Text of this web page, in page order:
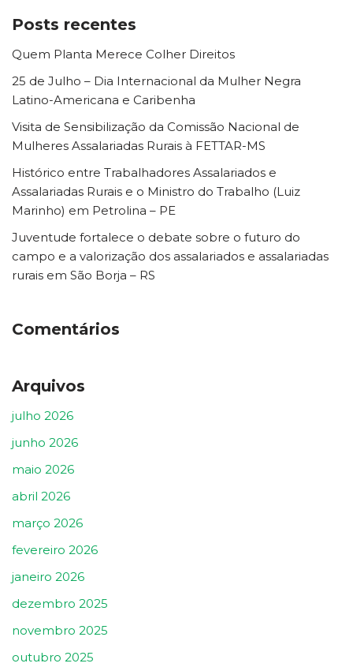
Posts recentes
Quem Planta Merece Colher Direitos
25 de Julho – Dia Internacional da Mulher Negra
Latino-Americana e Caribenha
Visita de Sensibilização da Comissão Nacional de
Mulheres Assalariadas Rurais à FETTAR-MS
Histórico entre Trabalhadores Assalariados e
Assalariadas Rurais e o Ministro do Trabalho (Luiz
Marinho) em Petrolina – PE
Juventude fortalece o debate sobre o futuro do
campo e a valorização dos assalariados e assalariadas
rurais em São Borja – RS
Comentários
Arquivos
julho 2026
junho 2026
maio 2026
abril 2026
março 2026
fevereiro 2026
janeiro 2026
dezembro 2025
novembro 2025
outubro 2025